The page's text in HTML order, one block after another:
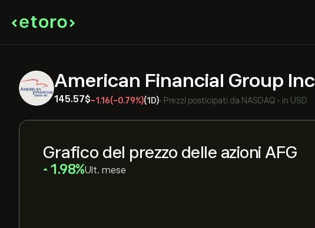
American Financial Group Inc
145.57‎$‎-1.16(-0.79%)(1D)• Prezzi posticipati da NASDAQ • in USD
Grafico del prezzo delle azioni AFG
‎1.98‎ Ult. mese